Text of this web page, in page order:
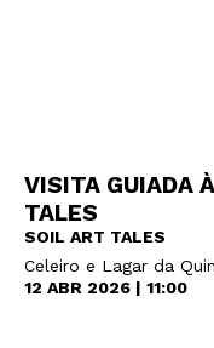
VISITA GUIADA
TALES
SOIL ART TALES
Celeiro e Lagar da
12 ABR 2026 | 11:00